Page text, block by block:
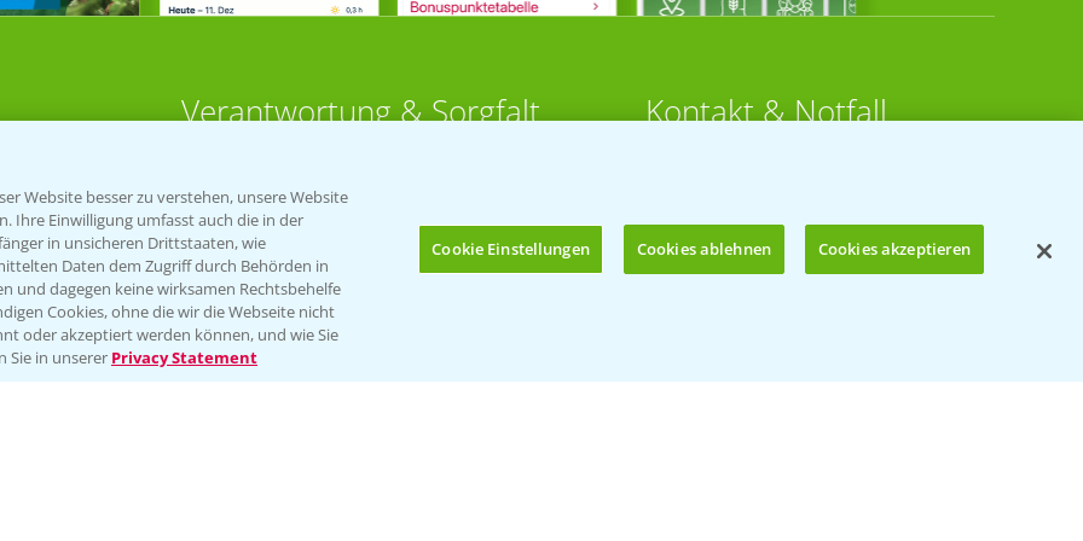
Bis zu 4 Produkte vergleichen:
Aktuell
Verantwortung & Sorgfalt
Sammelstellen und Termine
PRE - Chemikalien sicher entsorgen
Sammelstellen und Termine
Kontakt & Notfall
KONTAKT
T.+49 (0)214/30-20220
Website besser zu verstehen, unsere Website
Ihre Einwilligung umfasst auch die in der
in unsicheren Drittstaaten, wie
Daten dem Zugriff durch Behörden in
und dagegen keine wirksamen Rechtsbehelfe
Cookies, ohne die wir die Webseite nicht
oder akzeptiert werden können, und wie Sie
Sie in unserer Privacy Statement
Cookie Einstellungen Cookies ablehnen Cookies akzeptieren